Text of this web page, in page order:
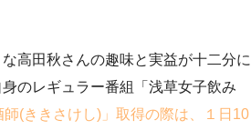
高田秋さんの趣味と実益が十二分に
のレギュラー番組「浅草女子飲み
師(ききさけし)」取得の際は、１日10